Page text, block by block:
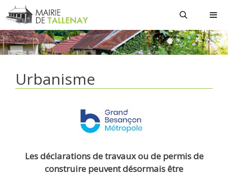
Aller
au
contenu
Urbanisme
Les déclarations de travaux ou de permis de
construire peuvent désormais être